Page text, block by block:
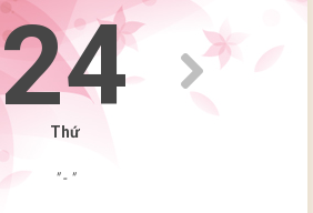
24
Thứ
" - "